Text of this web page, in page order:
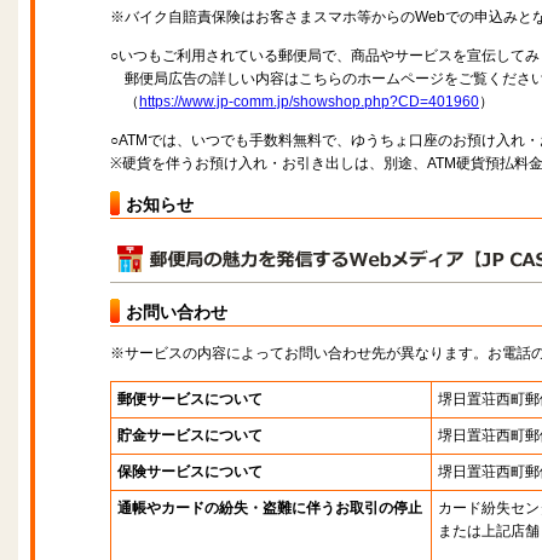
※バイク自賠責保険はお客さまスマホ等からのWebでの申込みと
○いつもご利用されている郵便局で、商品やサービスを宣伝して
郵便局広告の詳しい内容はこちらのホームページをご覧くださ
（ https://www.jp-comm.jp/showshop.php?CD=401960）
○ATMでは、いつでも手数料無料で、ゆうちょ口座のお預け入れ
※硬貨を伴うお預け入れ・お引き出しは、別途、ATM硬貨預払料
お知らせ
お問い合わせ
※サービスの内容によってお問い合わせ先が異なります。お電話
郵便サービスについて 堺日置荘西町
貯金サービスについて 堺日置荘西町
保険サービスについて 堺日置荘西町
通帳やカードの紛失・盗難に伴うお取引の停止
カード紛失セ
または上記店舗